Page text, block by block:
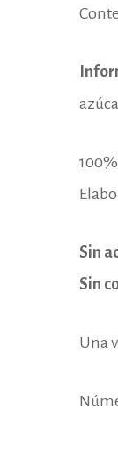
Sin
Sin
Una